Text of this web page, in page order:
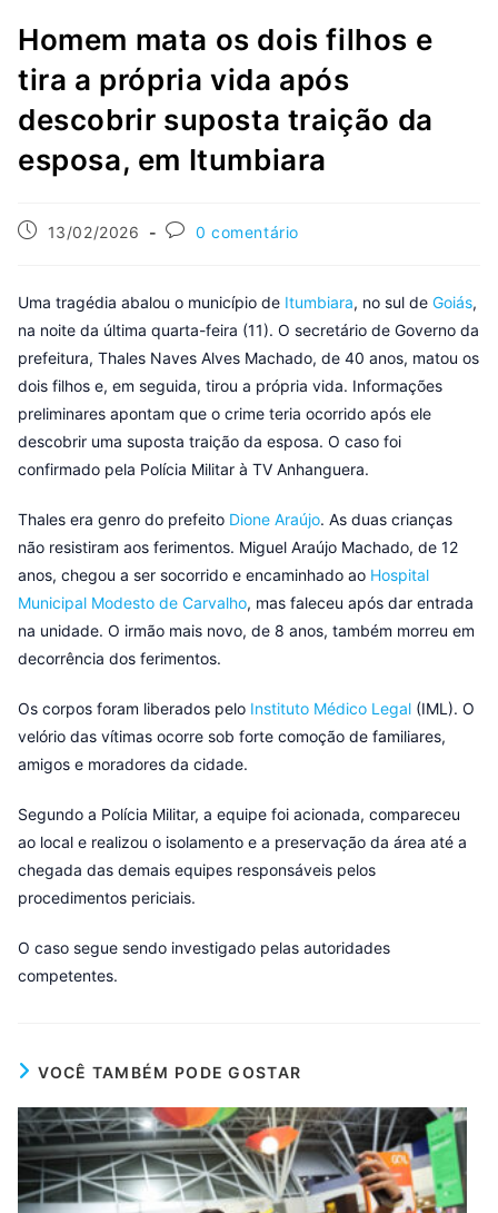
Homem mata os dois filhos e
tira a própria vida após
descobrir suposta traição da
esposa, em Itumbiara
13/02/2026 0 comentário
Uma tragédia abalou o município de Itumbiara, no sul de Goiás,
na noite da última quarta-feira (11). O secretário de Governo da
prefeitura, Thales Naves Alves Machado, de 40 anos, matou os
dois filhos e, em seguida, tirou a própria vida. Informações
preliminares apontam que o crime teria ocorrido após ele
descobrir uma suposta traição da esposa. O caso foi
confirmado pela Polícia Militar à TV Anhanguera.
Thales era genro do prefeito Dione Araújo. As duas crianças
não resistiram aos ferimentos. Miguel Araújo Machado, de 12
anos, chegou a ser socorrido e encaminhado ao Hospital
Municipal Modesto de Carvalho, mas faleceu após dar entrada
na unidade. O irmão mais novo, de 8 anos, também morreu em
decorrência dos ferimentos.
Os corpos foram liberados pelo Instituto Médico Legal (IML). O
velório das vítimas ocorre sob forte comoção de familiares,
amigos e moradores da cidade.
Segundo a Polícia Militar, a equipe foi acionada, compareceu
ao local e realizou o isolamento e a preservação da área até a
chegada das demais equipes responsáveis pelos
procedimentos periciais.
O caso segue sendo investigado pelas autoridades
competentes.
VOCÊ TAMBÉM PODE GOSTAR